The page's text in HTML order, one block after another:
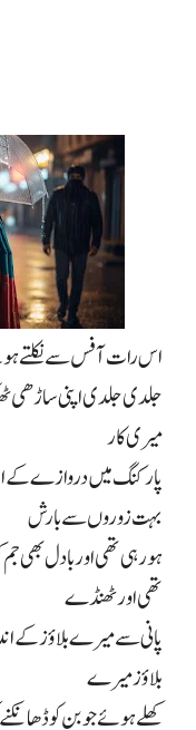
اس رات آفس سے نکلتے
جلدی جلدی اپنی ساڑھی
میری کار
پارکنگ میں دروازے کے
بہت زوروں سے بارش
ہو رہی تھی اور بادل
تھی اور ٹھنڈے
پانی سے میرے بلاؤز کے
بلاؤز میرے